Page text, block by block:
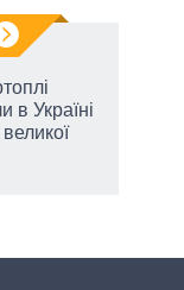
в Україні
великої